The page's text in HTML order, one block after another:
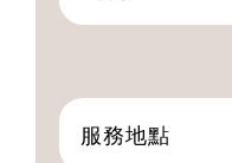
服務地點